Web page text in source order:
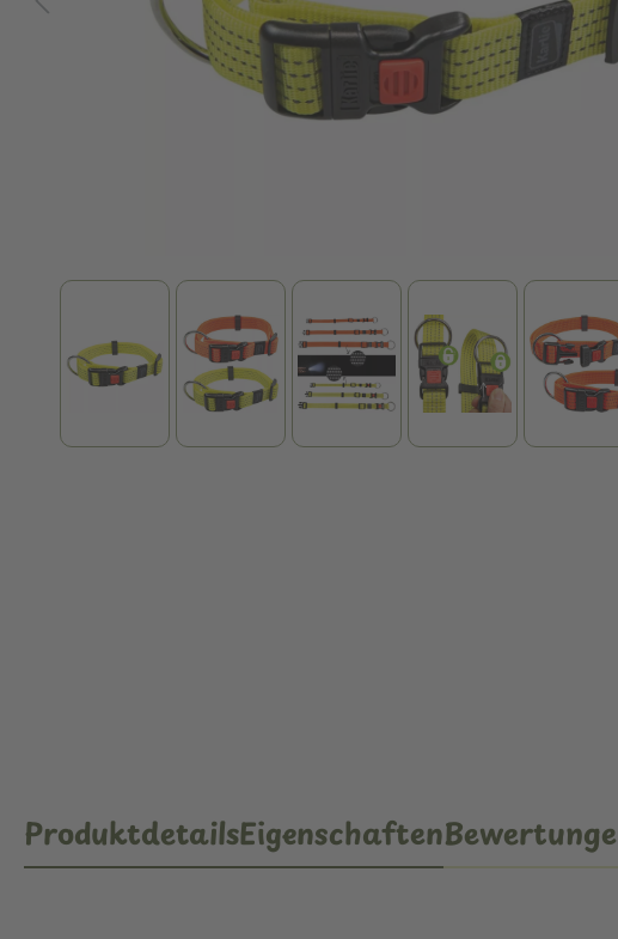
ProduktdetailsEigenschaften